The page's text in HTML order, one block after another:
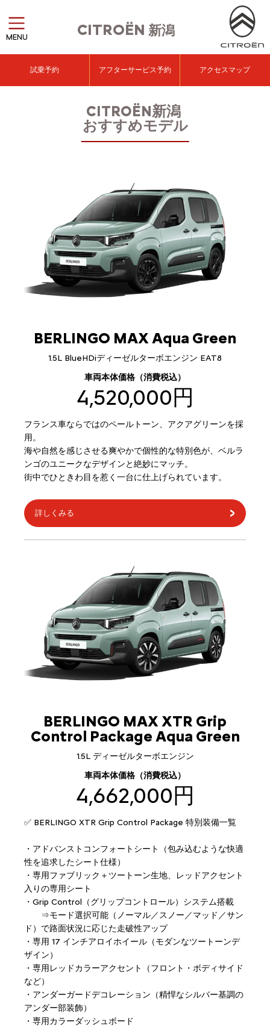
CITROËN 新潟
MENU
試乗予約 アフターサービス予約 アクセスマップ
CITROËN新潟
おすすめモデル
BERLINGO MAX Aqua Green
1.5L BlueHDiディーゼルターボエンジン EAT8
車両本体価格（消費税込）
4,520,000円
フランス車ならではのペールトーン、アクアグリーンを採
用。
海や自然を感じさせる爽やかで個性的な特別色が、ベルラ
ンゴのユニークなデザインと絶妙にマッチ。
街中でひときわ目を惹く一台に仕上げられています。
詳しくみる
BERLINGO MAX XTR Grip
Control Package Aqua Green
1.5L ディーゼルターボエンジン
車両本体価格（消費税込）
4,662,000円
✅ BERLINGO XTR Grip Control Package 特別装備一覧
・アドバンストコンフォートシート（包み込むような快適
性を追求したシート仕様）
・専用ファブリック＋ツートーン生地、レッドアクセント
入りの専用シート
・Grip Control（グリップコントロール）システム搭載
⇒モード選択可能（ノーマル／スノー／マッド／サン
ド）で路面状況に応じた走破性アップ
・専用 17 インチアロイホイール（モダンなツートーンデ
ザイン）
・専用レッドカラーアクセント（フロント・ボディサイド
など）
・アンダーガードデコレーション（精悍なシルバー基調の
アンダー部装飾）
・専用カラーダッシュボード